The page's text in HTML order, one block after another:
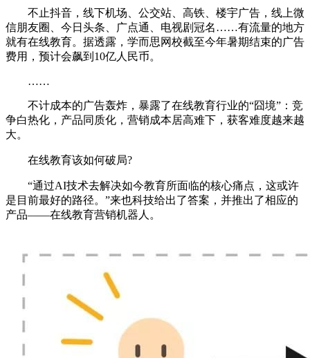
不止抖音，线下机场、公交站、高铁、楼宇广告，线上微
信朋友圈、今日头条、广点通、电视剧冠名……有流量的地方
就有在线教育。据透露，学而思网校截至今年暑期结束的广告
费用，预计会飙到10亿人民币。
……
不计成本的广告轰炸，暴露了在线教育行业的“囧境”：竞
争白热化，产品同质化，营销成本居高难下，获客难度越来越
大。
在线教育该如何破局?
“通过AI技术去解决如今教育所面临的核心痛点，这或许
是目前最好的路径。”来也科技给出了答案，并推出了相应的
产品——在线教育营销机器人。